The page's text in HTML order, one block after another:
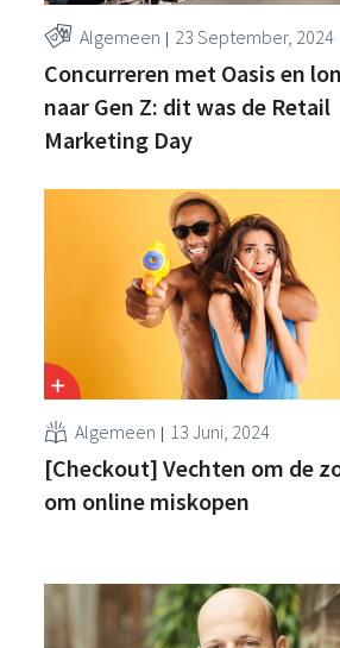
Algemeen 23 September, 2024
Concurreren met Oasis en
naar Gen Z: dit was de Retail
Marketing Day
Algemeen 13 Juni, 2024
[Checkout] Vechten om de
om online miskopen